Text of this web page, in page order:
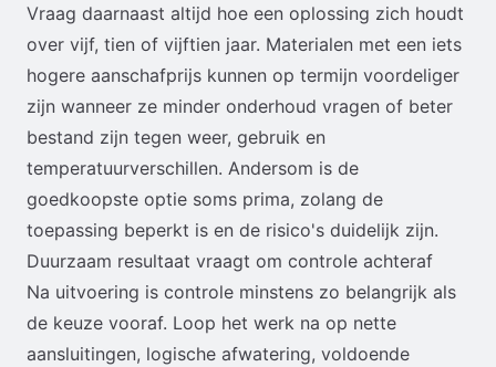
Vraag daarnaast altijd hoe een oplossing zich houdt
over vijf, tien of vijftien jaar. Materialen met een iets
hogere aanschafprijs kunnen op termijn voordeliger
zijn wanneer ze minder onderhoud vragen of beter
bestand zijn tegen weer, gebruik en
temperatuurverschillen. Andersom is de
goedkoopste optie soms prima, zolang de
toepassing beperkt is en de risico's duidelijk zijn.
Duurzaam resultaat vraagt om controle achteraf
Na uitvoering is controle minstens zo belangrijk als
de keuze vooraf. Loop het werk na op nette
aansluitingen, logische afwatering, voldoende